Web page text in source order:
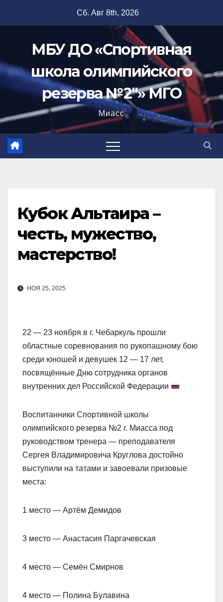
Сб. Авг 8th, 2026
МБУ ДО «Спортивная
школа олимпийского
резерва №2"» МГО
Миасс
Кубок Альтаира –
честь, мужество,
мастерство!
НОЯ 25, 2025
22 — 23 ноября в г. Чебаркуль прошли
областные соревнования по рукопашному бою
среди юношей и девушек 12 — 17 лет,
посвящённые Дню сотрудника органов
внутренних дел Российской Федерации
Воспитанники Спортивной школы
олимпийского резерва №2 г. Миасса под
руководством тренера — преподавателя
Сергея Владимировича Круглова достойно
выступили на татами и завоевали призовые
места:
1 место — Артём Демидов
3 место — Анастасия Паргачевская
4 место — Семён Смирнов
4 место — Полина Булавина